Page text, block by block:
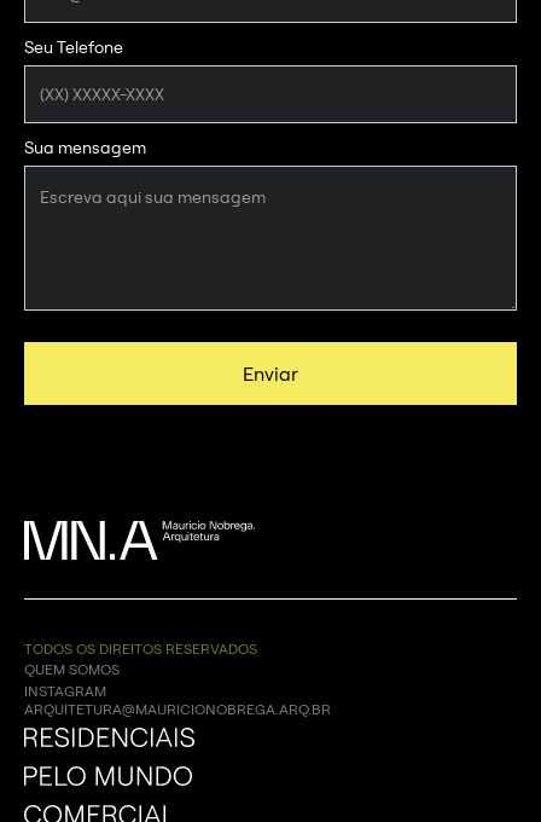
Seu Telefone
Sua mensagem
TODOS OS DIREITOS RESERVADOS
QUEM SOMOS
INSTAGRAM
ARQUITETURA@MAURICIONOBREGA.ARQ.BR